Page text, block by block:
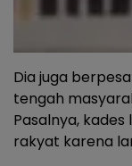
Dia juga
tengah
Pasalnya,
rakyat karena